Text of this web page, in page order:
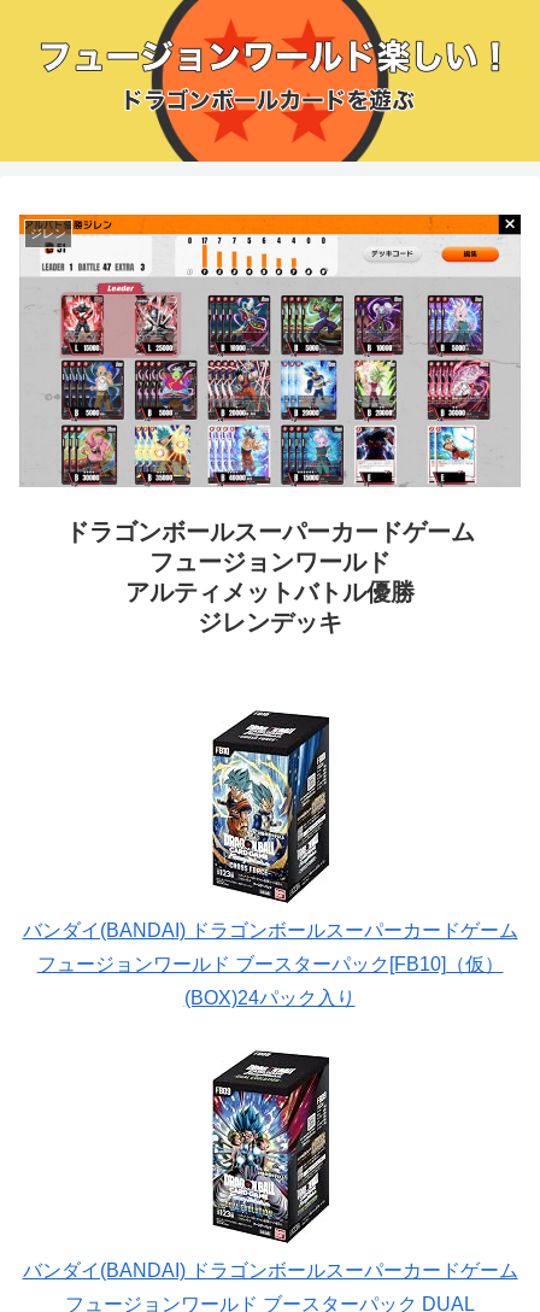
ジレン
ドラゴンボールスーパーカードゲーム
フュージョンワールド
アルティメットバトル優勝
ジレンデッキ
バンダイ(BANDAI) ドラゴンボールスーパーカードゲーム
フュージョンワールド ブースターパック[FB10]（仮）
(BOX)24パック入り
バンダイ(BANDAI) ドラゴンボールスーパーカードゲーム
フュージョンワールド ブースターパック DUAL